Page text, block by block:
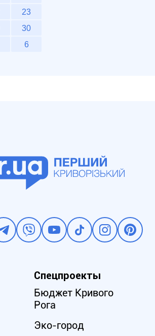
23
30
6
Спецпроекты
Бюджет Кривого
Рога
Эко-город